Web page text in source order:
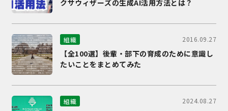
クサウィザーズの生成AI活用方法とは？
組織 2016.09.27
【全100選】後輩・部下の育成のために意識し
たいことをまとめてみた
組織 2024.08.27